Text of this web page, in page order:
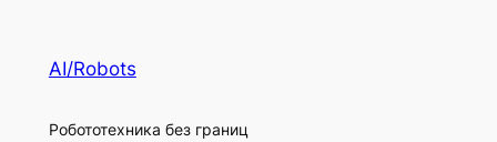
AI/Robots
Робототехника без границ